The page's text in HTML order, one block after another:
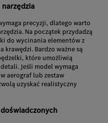
precyzji, dlatego warto
Na początek przydadzą
do wycinania elementów z
krawędzi. Bardzo ważne są
które umożliwią
Jeśli model wymaga
aerograf lub zestaw
uzyskać realistyczny